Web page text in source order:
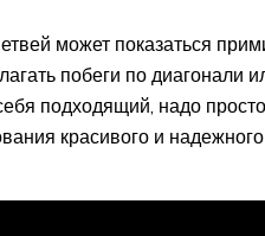
может показаться
побеги по диагонали
подходящий, надо
красивого и надежного